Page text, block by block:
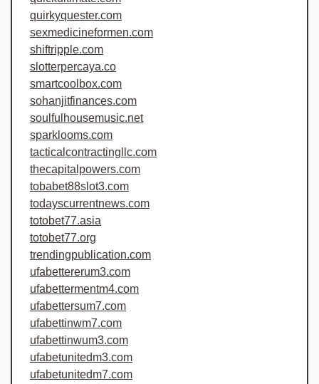
quirkyquester.com
sexmedicineformen.com
shiftripple.com
slotterpercaya.co
smartcoolbox.com
sohanjitfinances.com
soulfulhousemusic.net
sparklooms.com
tacticalcontractingllc.com
thecapitalpowers.com
tobabet88slot3.com
todayscurrentnews.com
totobet77.asia
totobet77.org
trendingpublication.com
ufabettererum3.com
ufabettermentm4.com
ufabettersum7.com
ufabettinwm7.com
ufabettinwum3.com
ufabetunitedm3.com
ufabetunitedm7.com